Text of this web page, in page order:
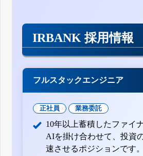
IRBANK 採用情報
フルスタックエンジニア
正社員 業務委託
10年以上蓄積したファイ
AIを掛け合わせて、投資
速させるポジションです。